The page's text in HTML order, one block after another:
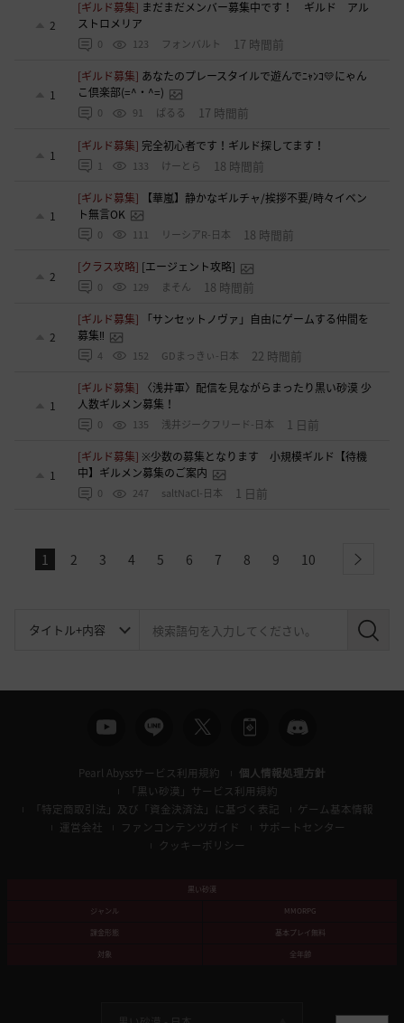
2
[ギルド募集] まだまだメンバー募集中です！ ギルド アル
ストロメリア
0 123 フォンバルト 17 時間前
1
[ギルド募集] あなたのプレースタイルで遊んでﾆｬﾝｺ💛にゃん
こ倶楽部(=^・^=)
0 91 ぱるる 17 時間前
1
[ギルド募集] 完全初心者です！ギルド探してます！
1 133 けーとら 18 時間前
1
[ギルド募集]
【華嵐】静かなギルチャ/挨拶不要/時々イベン
ト無言OK
0 111 リーシアR-日本 18 時間前
2
[クラス攻略] [エージェント攻略]
0 129 まそん 18 時間前
2
[ギルド募集]
「サンセットノヴァ」自由にゲームする仲間を
募集‼️
4 152 GDまっきぃ-日本 22 時間前
1
[ギルド募集]
〈浅井軍〉配信を見ながらまったり黒い砂漠 少
人数ギルメン募集！
0 135 浅井ジークフリード-日本 1 日前
1
[ギルド募集] ※少数の募集となります 小規模ギルド【待機
中】ギルメン募集のご案内
0 247 saltNaCl-日本 1 日前
1 2 3 4 5 6 7 8 9 10 next
検
Pearl Abyssサービス利用規約
個人情報処理方針
「黒い砂漠」サービス利用規約
「特定商取引法」及び「資金決済法」に基づく表記
ゲーム基本情報
運営会社
ファンコンテンツガイド
サポートセンター
クッキーポリシー
黒い砂漠
ジャンル
MMORPG
課金形態
基本プレイ無料
対象
全年齢